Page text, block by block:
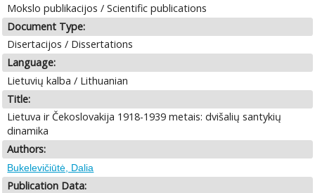
Mokslo publikacijos / Scientific publications
Document Type:
Disertacijos / Dissertations
Language:
Lietuvių kalba / Lithuanian
Title:
Lietuva ir Čekoslovakija 1918-1939 metais: dvišalių santykių
dinamika
Authors:
Bukelevičiūtė, Dalia
Publication Data: